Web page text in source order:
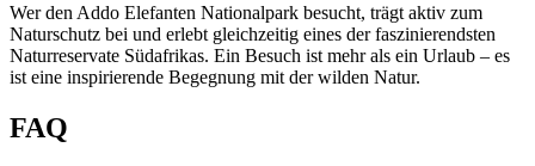
Wer den Addo Elefanten Nationalpark besucht, trägt aktiv zum
Naturschutz bei und erlebt gleichzeitig eines der faszinierendsten
Naturreservate Südafrikas. Ein Besuch ist mehr als ein Urlaub – es
ist eine inspirierende Begegnung mit der wilden Natur.
FAQ